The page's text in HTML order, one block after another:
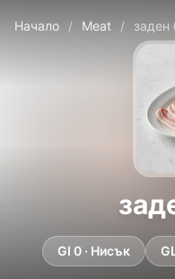
Начало / Meat / заден
GI 0 · Нисък